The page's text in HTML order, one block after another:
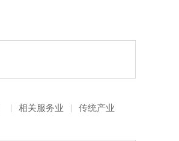
相关服务业 传统产业